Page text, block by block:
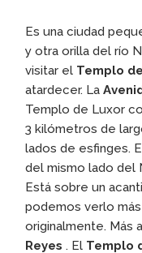
Es una ciudad
y otra orilla del río
visitar el Templo
atardecer. La
Templo de Luxor
3 kilómetros de
lados de esfinges.
del mismo lado del
Está sobre un
podemos verlo
originalmente.
Reyes . El Templo